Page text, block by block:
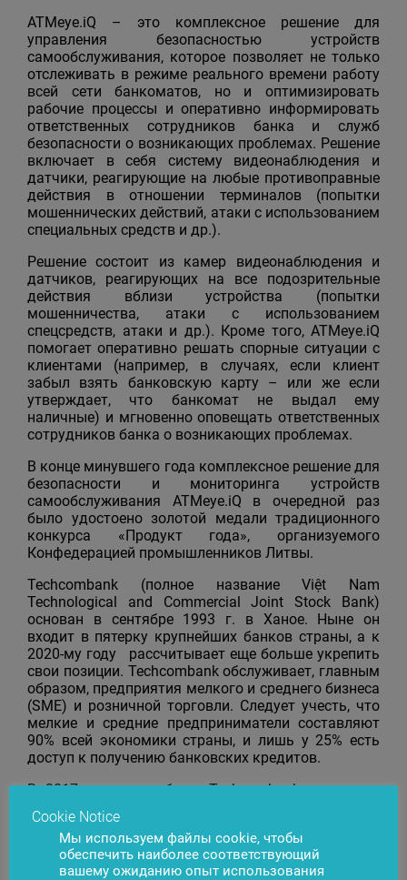
АТМеуе.iQ – это комплексное решение для
управления безопасностью устройств
самообслуживания, которое позволяет не только
отслеживать в режиме реального времени работу
всей сети банкоматов, но и оптимизировать
рабочие процессы и оперативно информировать
ответственных сотрудников банка и служб
безопасности о возникающих проблемах. Решение
включает в себя систему видеонаблюдения и
датчики, реагирующие на любые противоправные
действия в отношении терминалов (попытки
мошеннических действий, атаки с использованием
специальных средств и др.).
Решение состоит из камер видеонаблюдения и
датчиков, реагирующих на все подозрительные
действия вблизи устройства (попытки
мошенничества, атаки с использованием
спецсредств, атаки и др.). Кроме того, АТМеуе.iQ
помогает оперативно решать спорные ситуации с
клиентами (например, в случаях, если клиент
забыл взять банковскую карту – или же если
утверждает, что банкомат не выдал ему
наличные) и мгновенно оповещать ответственных
сотрудников банка о возникающих проблемах.
В конце минувшего года комплексное решение для
безопасности и мониторинга устройств
самообслуживания ATMeye.iQ в очередной раз
было удостоено золотой медали традиционного
конкурса «Продукт года», организуемого
Конфедерацией промышленников Литвы.
Techcombank (полное название Việt Nam
Technological and Commercial Joint Stock Bank)
основан в сентябре 1993 г. в Ханое. Ныне он
входит в пятерку крупнейших банков страны, а к
2020-му году рассчитывает еще больше укрепить
свои позиции. Techcombank обслуживает, главным
образом, предприятия мелкого и среднего бизнеса
(SME) и розничной торговли. Следует учесть, что
мелкие и средние предприниматели составляют
90% всей экономики страны, и лишь у 25% есть
доступ к получению банковских кредитов.
В 2017-м году прибыль Techcombank составила
более VNĐ8 трлн ($352 млн до выплаты налогов),
продемонстрировав удвоение прибыли уже третий
год подряд, при этом каждый работник банка
принес предприятию VNĐ1 млрд чистой прибыли.
Cookie Notice
Мы используем файлы cookie, чтобы
обеспечить наиболее соответствующий
вашему ожиданию опыт использования